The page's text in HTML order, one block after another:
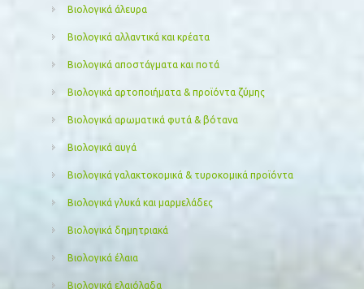
Βιολογικά άλευρα
Βιολογικά αλλαντικά και κρέατα
Βιολογικά αποστάγματα και ποτά
Βιολογικά αρτοποιήματα & προϊόντα ζύμης
Βιολογικά αρωματικά φυτά & βότανα
Βιολογικά αυγά
Βιολογικά γαλακτοκομικά & τυροκομικά προϊόντα
Βιολογικά γλυκά και μαρμελάδες
Βιολογικά δημητριακά
Βιολογικά έλαια
Βιολογικά ελαιόλαδα